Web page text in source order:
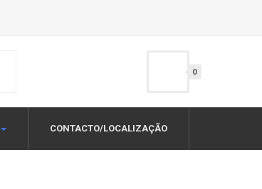
0
CONTACTO/LOCALIZAÇÃO